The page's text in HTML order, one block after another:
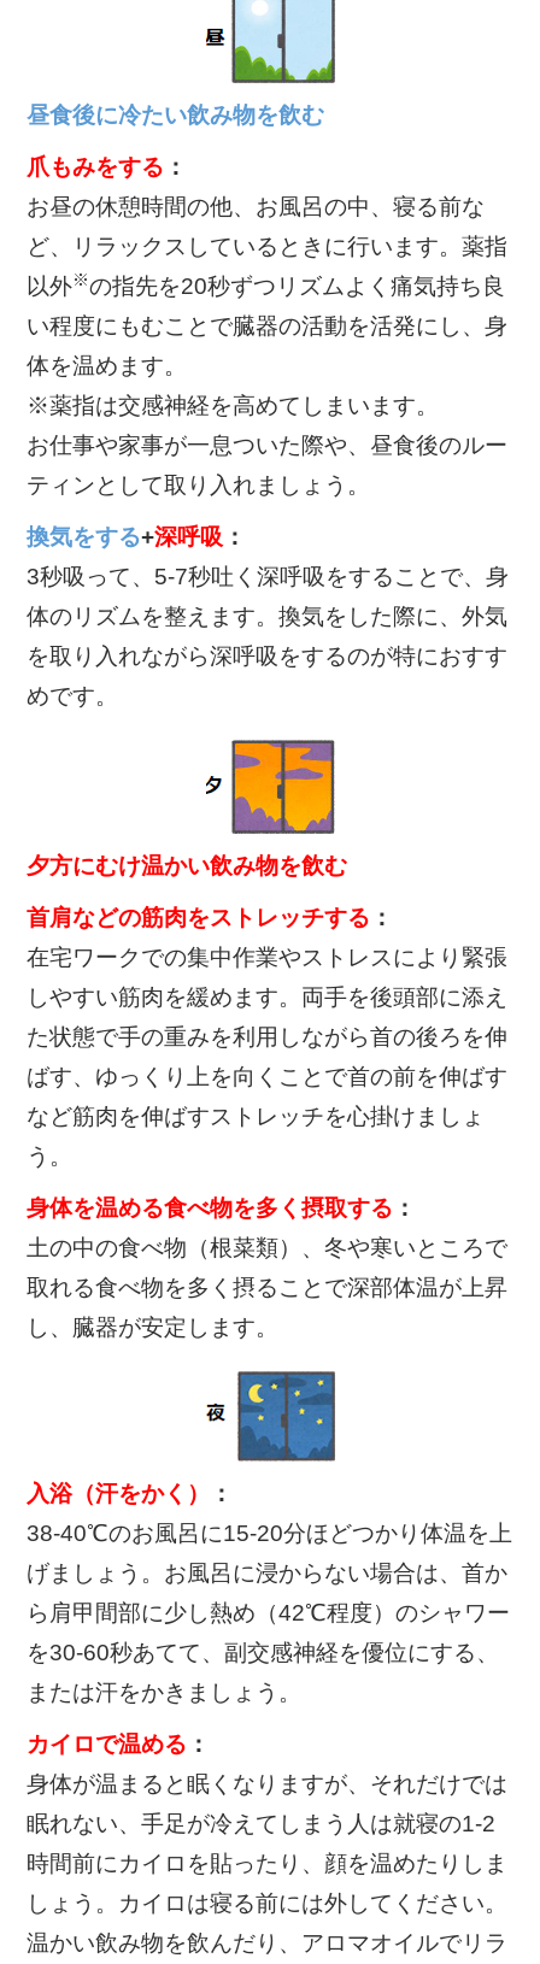
昼食後に冷たい飲み物を飲む
爪もみをする ：
お昼の休憩時間の他、お風呂の中、寝る前な
ど、リラックスしているときに行います。薬指
以外※の指先を20秒ずつリズムよく痛気持ち良
い程度にもむことで臓器の活動を活発にし、身
体を温めます。
※薬指は交感神経を高めてしまいます。
お仕事や家事が一息ついた際や、昼食後のルー
ティンとして取り入れましょう。
換気をする+深呼吸 ：
3秒吸って、5-7秒吐く深呼吸をすることで、身
体のリズムを整えます。換気をした際に、外気
を取り入れながら深呼吸をするのが特におすす
めです。
夕方にむけ温かい飲み物を飲む
首肩などの筋肉をストレッチする ：
在宅ワークでの集中作業やストレスにより緊張
しやすい筋肉を緩めます。両手を後頭部に添え
た状態で手の重みを利用しながら首の後ろを伸
ばす、ゆっくり上を向くことで首の前を伸ばす
など筋肉を伸ばすストレッチを心掛けましょ
う。
身体を温める食べ物を多く摂取する ：
土の中の食べ物（根菜類）、冬や寒いところで
取れる食べ物を多く摂ることで深部体温が上昇
し、臓器が安定します。
入浴（汗をかく）
：
38-40℃のお風呂に15-20分ほどつかり体温を上
げましょう。お風呂に浸からない場合は、首か
ら肩甲間部に少し熱め（42℃程度）のシャワー
を30-60秒あてて、副交感神経を優位にする、
または汗をかきましょう。
カイロで温める ：
身体が温まると眠くなりますが、それだけでは
眠れない、手足が冷えてしまう人は就寝の1-2
時間前にカイロを貼ったり、顔を温めたりしま
しょう。カイロは寝る前には外してください。
温かい飲み物を飲んだり、アロマオイルでリラ